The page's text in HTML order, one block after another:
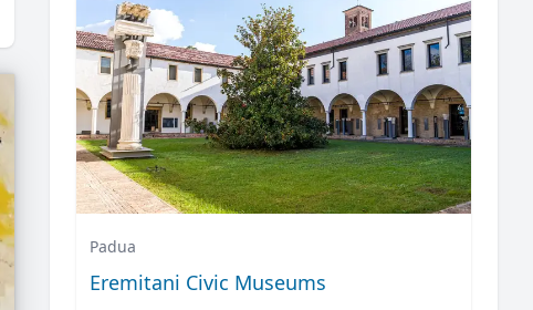
Padua
Eremitani Civic Museums